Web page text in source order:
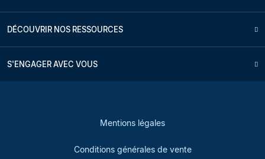
DÉCOUVRIR NOS RESSOURCES
S'ENGAGER AVEC VOUS
Mentions légales
Conditions générales de vente